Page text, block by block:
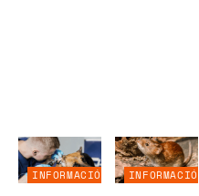
INFORMACIÓN
INFORMACIÓN